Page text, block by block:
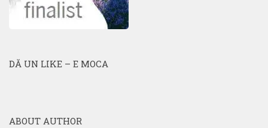
DĂ UN LIKE – E MOCA
ABOUT AUTHOR